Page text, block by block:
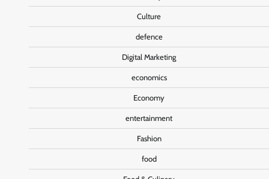
Culture
defence
Digital Marketing
economics
Economy
entertainment
Fashion
food